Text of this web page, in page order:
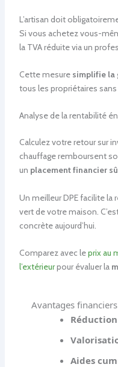
L’artisan doit
Si vous achetez vous-
la TVA réduite via un
Cette mesure simplifie la
tous les propriétaires
Analyse de la rentabilité
Calculez votre retour sur
chauffage remboursent
un placement financier
Un meilleur DPE facilite la
vert de votre maison.
concrète aujourd’hui.
Comparez avec leprix au
l’extérieurpour évaluer la
Avantages financiers
Aides